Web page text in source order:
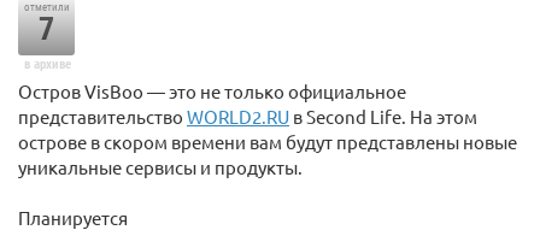
отметили
7
в архиве
Остров VisBoo — это не только официальное
представительство WORLD2.RU в Second Life. На этом
острове в скором времени вам будут представлены новые
уникальные сервисы и продукты.
Планируется